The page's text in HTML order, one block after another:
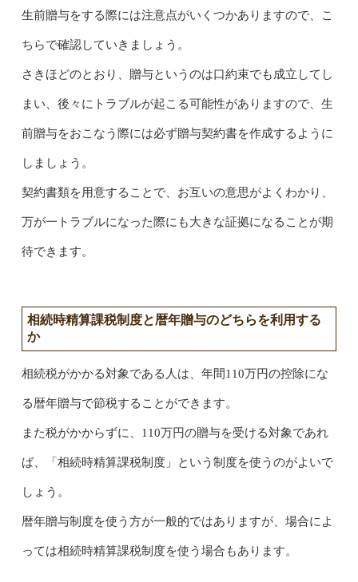
生前贈与をする際には注意点がいくつかありますので、こ
ちらで確認していきましょう。
さきほどのとおり、贈与というのは口約束でも成立してし
まい、後々にトラブルが起こる可能性がありますので、生
前贈与をおこなう際には必ず贈与契約書を作成するように
しましょう。
契約書類を用意することで、お互いの意思がよくわかり、
万が一トラブルになった際にも大きな証拠になることが期
待できます。
相続時精算課税制度と暦年贈与のどちらを利用する
か
相続税がかかる対象である人は、年間110万円の控除にな
る暦年贈与で節税することができます。
また税がかからずに、110万円の贈与を受ける対象であれ
ば、「相続時精算課税制度」という制度を使うのがよいで
しょう。
暦年贈与制度を使う方が一般的ではありますが、場合によ
っては相続時精算課税制度を使う場合もあります。